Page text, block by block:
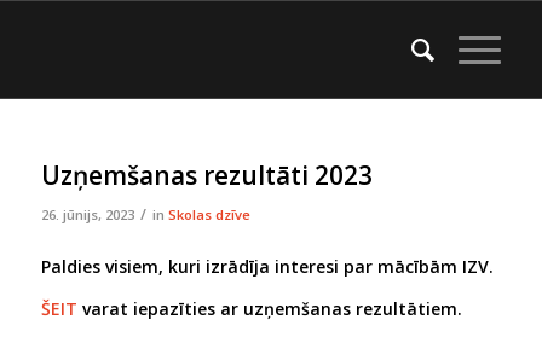
Uzņemšanas rezultāti 2023
26. jūnijs, 2023 / in Skolas dzīve
Paldies visiem, kuri izrādīja interesi par mācībām IZV.
ŠEIT varat iepazīties ar uzņemšanas rezultātiem.